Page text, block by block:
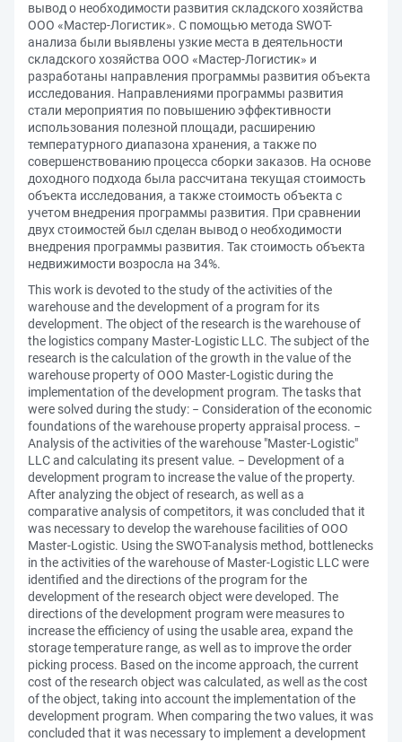
вывод о необходимости развития складского хозяйства
ООО «Мастер-Логистик». С помощью метода SWOT-
анализа были выявлены узкие места в деятельности
складского хозяйства ООО «Мастер-Логистик» и
разработаны направления программы развития объекта
исследования. Направлениями программы развития
стали мероприятия по повышению эффективности
использования полезной площади, расширению
температурного диапазона хранения, а также по
совершенствованию процесса сборки заказов. На основе
доходного подхода была рассчитана текущая стоимость
объекта исследования, а также стоимость объекта с
учетом внедрения программы развития. При сравнении
двух стоимостей был сделан вывод о необходимости
внедрения программы развития. Так стоимость объекта
недвижимости возросла на 34%.
This work is devoted to the study of the activities of the
warehouse and the development of a program for its
development. The object of the research is the warehouse of
the logistics company Master-Logistic LLC. The subject of the
research is the calculation of the growth in the value of the
warehouse property of OOO Master-Logistic during the
implementation of the development program. The tasks that
were solved during the study: − Consideration of the economic
foundations of the warehouse property appraisal process. −
Analysis of the activities of the warehouse "Master-Logistic"
LLC and calculating its present value. − Development of a
development program to increase the value of the property.
After analyzing the object of research, as well as a
comparative analysis of competitors, it was concluded that it
was necessary to develop the warehouse facilities of OOO
Master-Logistic. Using the SWOT-analysis method, bottlenecks
in the activities of the warehouse of Master-Logistic LLC were
identified and the directions of the program for the
development of the research object were developed. The
directions of the development program were measures to
increase the efficiency of using the usable area, expand the
storage temperature range, as well as to improve the order
picking process. Based on the income approach, the current
cost of the research object was calculated, as well as the cost
of the object, taking into account the implementation of the
development program. When comparing the two values, it was
concluded that it was necessary to implement a development